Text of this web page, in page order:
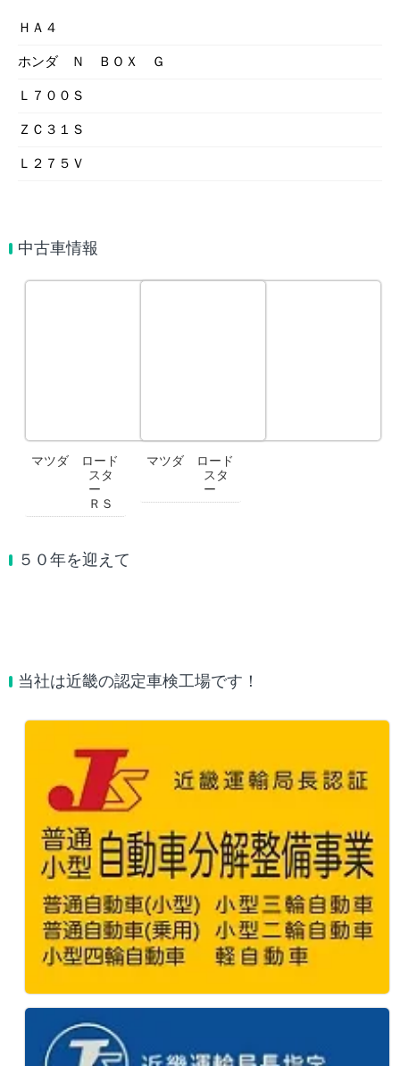
ＨＡ４
ホンダ Ｎ ＢＯＸ Ｇ
Ｌ７００Ｓ
ＺＣ３１Ｓ
Ｌ２７５Ｖ
中古車情報
マツダ ロード
スタ
ー
ＲＳ
マツダ ロード
スタ
ー
５０年を迎えて
当社は近畿の認定車検工場です！